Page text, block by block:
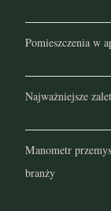
Pomieszczenia w
Najważniejsze
Manometr
branży